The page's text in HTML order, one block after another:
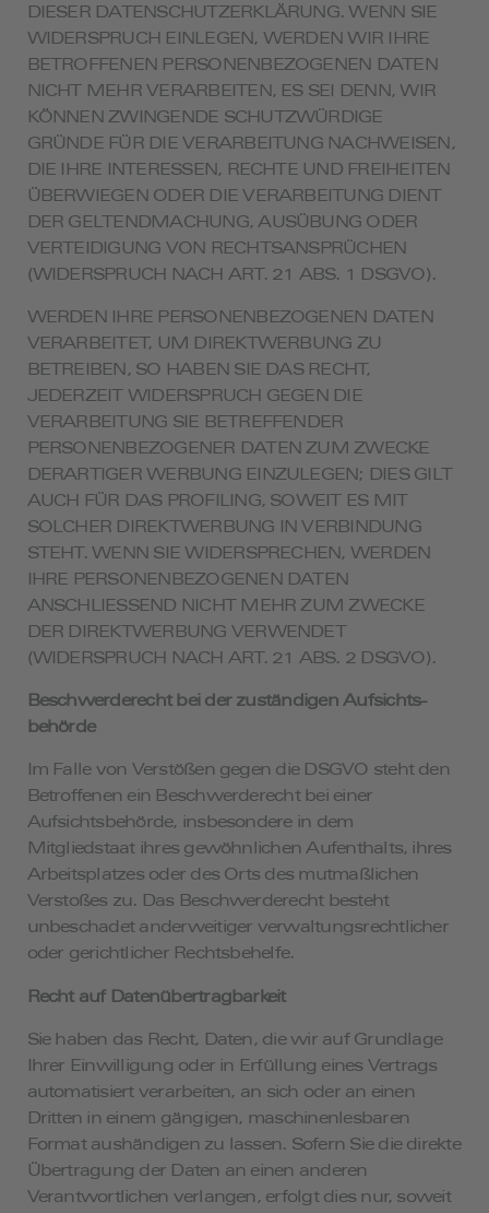
DIESER DATENSCHUTZERKLÄRUNG. WENN SIE
WIDERSPRUCH EINLEGEN, WERDEN WIR IHRE
BETROFFENEN PERSONENBEZOGENEN DATEN
NICHT MEHR VERARBEITEN, ES SEI DENN, WIR
KÖNNEN ZWINGENDE SCHUTZWÜRDIGE
GRÜNDE FÜR DIE VERARBEITUNG NACHWEISEN,
DIE IHRE INTERESSEN, RECHTE UND FREIHEITEN
ÜBERWIEGEN ODER DIE VERARBEITUNG DIENT
DER GELTENDMACHUNG, AUSÜBUNG ODER
VERTEIDIGUNG VON RECHTSANSPRÜCHEN
(WIDERSPRUCH NACH ART. 21 ABS. 1 DSGVO).
WERDEN IHRE PERSONENBEZOGENEN DATEN
VERARBEITET, UM DIREKTWERBUNG ZU
BETREIBEN, SO HABEN SIE DAS RECHT,
JEDERZEIT WIDERSPRUCH GEGEN DIE
VERARBEITUNG SIE BETREFFENDER
PERSONENBEZOGENER DATEN ZUM ZWECKE
DERARTIGER WERBUNG EINZULEGEN; DIES GILT
AUCH FÜR DAS PROFILING, SOWEIT ES MIT
SOLCHER DIREKTWERBUNG IN VERBINDUNG
STEHT. WENN SIE WIDERSPRECHEN, WERDEN
IHRE PERSONENBEZOGENEN DATEN
ANSCHLIESSEND NICHT MEHR ZUM ZWECKE
DER DIREKTWERBUNG VERWENDET
(WIDERSPRUCH NACH ART. 21 ABS. 2 DSGVO).
Beschwerde­recht bei der zuständigen Aufsichts­
behörde
Im Falle von Verstößen gegen die DSGVO steht den
Betroffenen ein Beschwerderecht bei einer
Aufsichtsbehörde, insbesondere in dem
Mitgliedstaat ihres gewöhnlichen Aufenthalts, ihres
Arbeitsplatzes oder des Orts des mutmaßlichen
Verstoßes zu. Das Beschwerderecht besteht
unbeschadet anderweitiger verwaltungsrechtlicher
oder gerichtlicher Rechtsbehelfe.
Recht auf Daten­übertrag­barkeit
Sie haben das Recht, Daten, die wir auf Grundlage
Ihrer Einwilligung oder in Erfüllung eines Vertrags
automatisiert verarbeiten, an sich oder an einen
Dritten in einem gängigen, maschinenlesbaren
Format aushändigen zu lassen. Sofern Sie die direkte
Übertragung der Daten an einen anderen
Verantwortlichen verlangen, erfolgt dies nur, soweit